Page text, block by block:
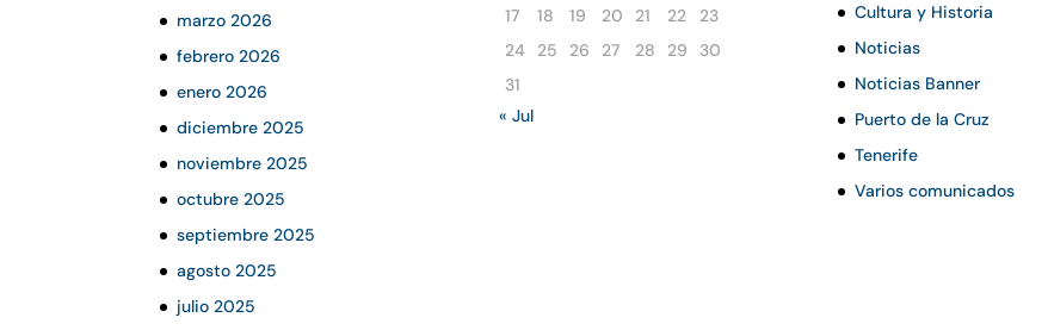
marzo 2026
febrero 2026
enero 2026
diciembre 2025
noviembre 2025
octubre 2025
septiembre 2025
agosto 2025
julio 2025
17
18 19 20 21 22
23
24
25 26 27 28 29
30
31
« Jul
Cultura y Historia
Noticias
Noticias Banner
Puerto de la Cruz
Tenerife
Varios comunicados